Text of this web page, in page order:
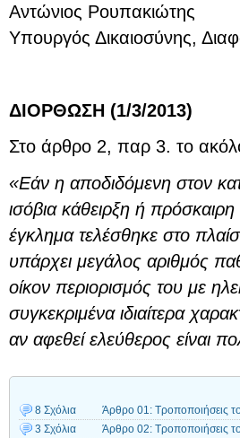
Αντώνιος Ρουπακιώτης
Υπουργός Δικαιοσύνης,
ΔΙΟΡΘΩΣΗ (1/3/2013)
Στο άρθρο 2, παρ 3. το
«Εάν η αποδιδόμενη στον
ισόβια κάθειρξη ή
έγκλημα τελέσθηκε στο
υπάρχει μεγάλος αριθμός
οίκον περιορισμός του με
συγκεκριμένα ιδιαίτερα
αν αφεθεί ελεύθερος είναι
8 Σχόλια
Άρθρο 01: Τροποποιήσεις
3 Σχόλια
Άρθρο 02: Τροποποιήσεις